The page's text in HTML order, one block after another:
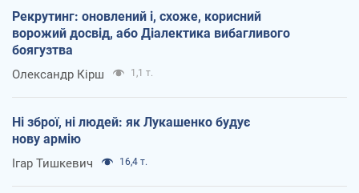
Рекрутинг: оновлений і, схоже, корисний
ворожий досвід, або Діалектика вибагливого
боягузтва
Олександр Кірш 1,1 т.
Ні зброї, ні людей: як Лукашенко будує
нову армію
Ігар Тишкевич 16,4 т.